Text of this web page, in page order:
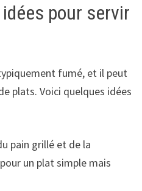
pour servir
fumé, et il peut
plats. Voici quelques idées
pain grillé et de la
un plat simple mais